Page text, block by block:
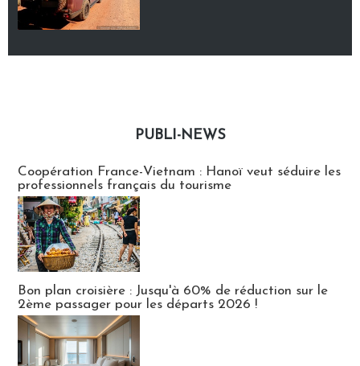
PUBLI-NEWS
Coopération France-Vietnam : Hanoï veut séduire les
professionnels français du tourisme
Bon plan croisière : Jusqu'à 60% de réduction sur le
2ème passager pour les départs 2026 !